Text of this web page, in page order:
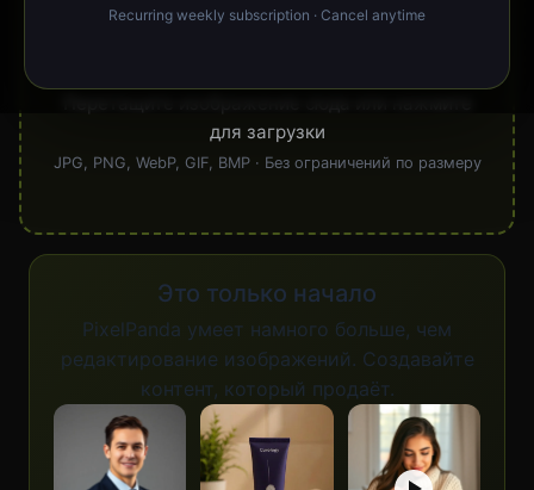
для загрузки
JPG, PNG, WebP, GIF, BMP · Без ограничений по размеру
Это только начало
PixelPanda умеет намного больше, чем
редактирование изображений. Создавайте
контент, который продаёт.
Recurring weekly subscription · Cancel anytime